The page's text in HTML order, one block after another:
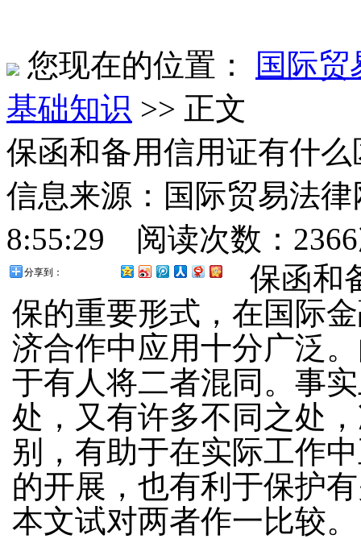
您现在的位置：
国际贸
基础知识 >> 正文
保函和备用信用证有什么
信息来源：国际贸易法
8:55:29 阅读次数：
分享到：
保函和
保的重要形式，在国际
济合作中应用十分广泛
于有人将二者混同。事
处，又有许多不同之处
别，有助于在实际工作
的开展，也有利于保护
本文试对两者作一比较。